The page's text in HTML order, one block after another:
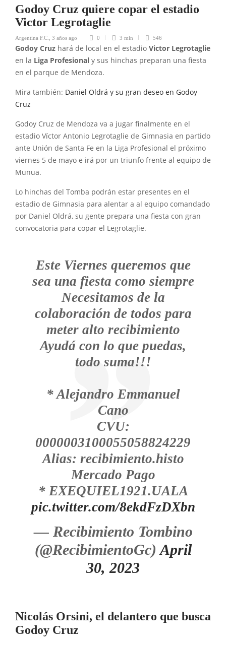
Godoy Cruz quiere copar el estadio
Victor Legrotaglie
Argentina F.C. 3 años ago 0 3 min 546
Godoy Cruz hará de local en el estadio Victor Legrotaglie
en la Liga Profesional y sus hinchas preparan una fiesta
en el parque de Mendoza.
Mira también: Daniel Oldrá y su gran deseo en Godoy
Cruz
Godoy Cruz de Mendoza va a jugar finalmente en el
estadio Víctor Antonio Legrotaglie de Gimnasia en partido
ante Unión de Santa Fe en la Liga Profesional el próximo
viernes 5 de mayo e irá por un triunfo frente al equipo de
Munua.
Lo hinchas del Tomba podrán estar presentes en el
estadio de Gimnasia para alentar a al equipo comandado
por Daniel Oldrá, su gente prepara una fiesta con gran
convocatoria para copar el Legrotaglie.
Este Viernes queremos que
sea una fiesta como siempre
Necesitamos de la
colaboración de todos para
meter alto recibimiento
Ayudá con lo que puedas,
todo suma!!!
* Alejandro Emmanuel
Cano
CVU:
0000003100055058824229
Alias: recibimiento.histo
Mercado Pago
* EXEQUIEL1921.UALA
pic.twitter.com/8ekdFzDXbn
— Recibimiento Tombino
(@RecibimientoGc)April
30, 2023
Nicolás Orsini, el delantero que busca
Godoy Cruz